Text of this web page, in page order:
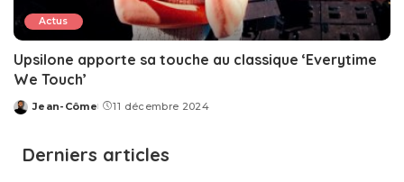
Actus
Upsilone apporte sa touche au classique ‘Everytime
We Touch’
Posted
Jean-Côme 11 décembre 2024
Derniers articles